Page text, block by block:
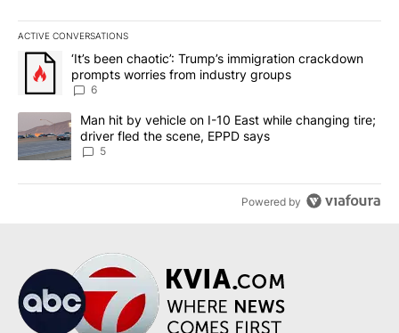
ACTIVE CONVERSATIONS
The following is a list of the most commented articles in the last
A trending article titled "‘It’s been chaotic’: Trump’s
‘It’s been chaotic’: Trump’s immigration crackdown
prompts worries from industry groups
6
A trending article titled "Man hit by vehicle on I-10 East while
Man hit by vehicle on I-10 East while changing tire;
driver fled the scene, EPPD says
5
Powered by